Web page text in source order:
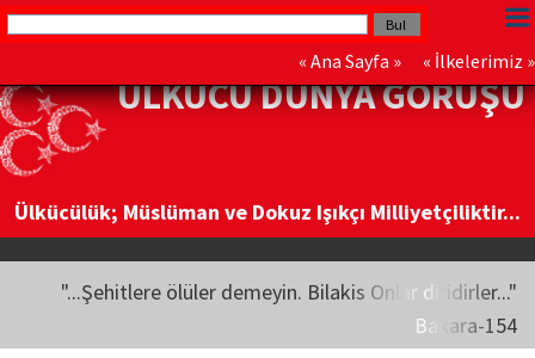
« Ana Sayfa » « İlkelerimiz »
ÜLKÜCÜ DÜNYA GÖRÜŞÜ
Ülkücülük; Müslüman ve Dokuz Işıkçı Milliyetçiliktir...
"...Şehitlere ölüler demeyin. Bilakis Onlar diridirler..."
Bakara-154